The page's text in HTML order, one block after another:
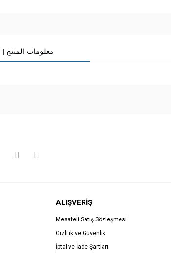
Ürün Bilgisi | معلومات المنتج
ALIŞVERİŞ
Mesafeli Satış Sözleşmesi
Gizlilik ve Güvenlik
İptal ve İade Şartları